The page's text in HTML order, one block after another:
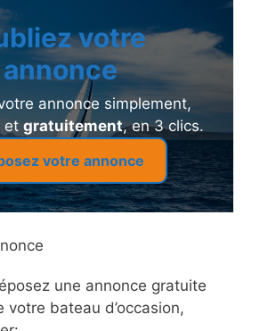
votre
annonce
annonce simplement,
et gratuitement, en 3 clics.
votre annonce
une annonce gratuite
votre bateau d’occasion,